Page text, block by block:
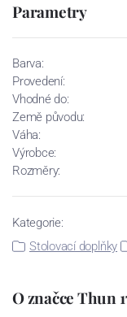
Parametry
Barva:
Provedení:
Vhodné do:
Země původu:
Váha:
Výrobce:
Rozměry:
Kategorie:
Stolovací doplňky
O značce Thun